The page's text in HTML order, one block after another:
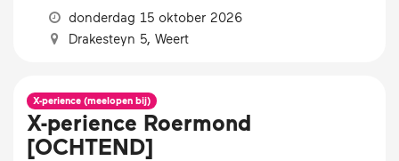
donderdag 15 oktober 2026
Drakesteyn 5, Weert
X-perience (meelopen bij)
X-perience Roermond
[OCHTEND]